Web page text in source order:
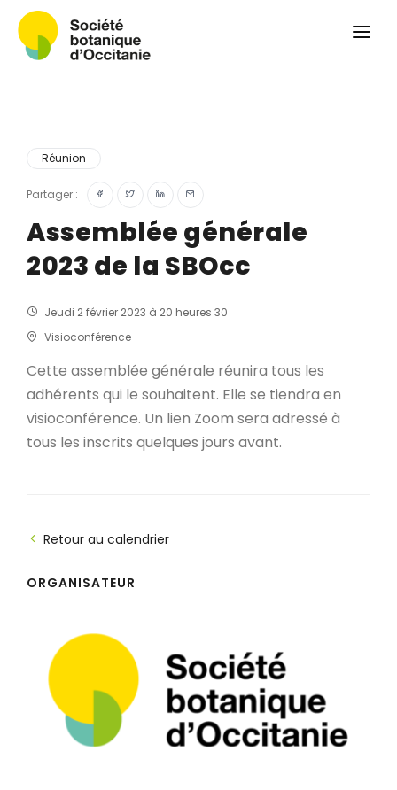
Convergences botaniques
Herbier PCPR
Ressources
Actualités et calendrier
Contact
Réunion
Partager :
Assemblée générale
2023 de la SBOcc
Jeudi 2 février 2023 à 20 heures 30
Visioconférence
Cette assemblée générale réunira tous les
adhérents qui le souhaitent. Elle se tiendra en
visioconférence. Un lien Zoom sera adressé à
tous les inscrits quelques jours avant.
Retour au calendrier
ORGANISATEUR